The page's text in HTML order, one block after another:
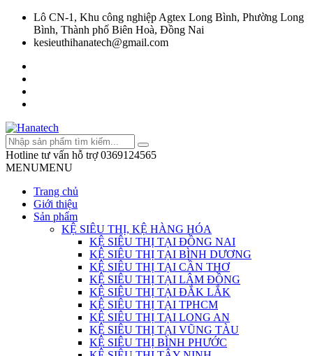
Lô CN-1, Khu công nghiệp Agtex Long Bình, Phường Long
Bình, Thành phố Biên Hoà, Đồng Nai
kesieuthihanatech@gmail.com
Hotline tư vấn hỗ trợ 0369124565
MENUMENU
Trang chủ
Giới thiệu
Sản phẩm
KỆ SIÊU THỊ, KỆ HÀNG HÓA
KỆ SIÊU THỊ TẠI ĐỒNG NAI
KỆ SIÊU THỊ TẠI BÌNH DƯƠNG
KỆ SIÊU THỊ TẠI CẦN THƠ
KỆ SIÊU THỊ TẠI LÂM ĐỒNG
KỆ SIÊU THỊ TẠI ĐẮK LẮK
KỆ SIÊU THỊ TẠI TPHCM
KỆ SIÊU THỊ TẠI LONG AN
KỆ SIÊU THỊ TẠI VŨNG TÀU
KỆ SIÊU THỊ BÌNH PHƯỚC